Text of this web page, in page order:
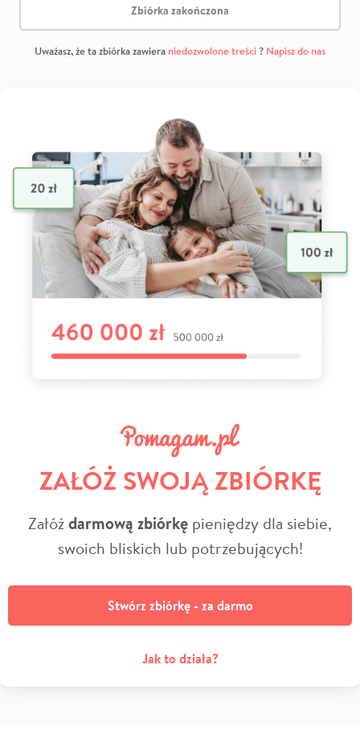
Zbiórka zakończona
Uważasz, że ta zbiórka zawiera niedozwolone treści? Napisz do nas
ZAŁÓŻ SWOJĄ ZBIÓRKĘ
Załóżdarmową zbiórkę pieniędzy dla siebie,
swoich bliskich lub potrzebujących!
Stwórz zbiórkę - za darmo
Jak to działa?